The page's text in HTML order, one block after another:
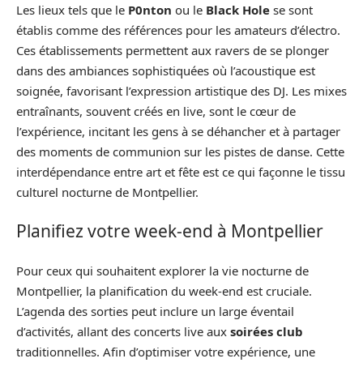
Les lieux tels que le P0nton ou le Black Hole se sont
établis comme des références pour les amateurs d’électro.
Ces établissements permettent aux ravers de se plonger
dans des ambiances sophistiquées où l’acoustique est
soignée, favorisant l’expression artistique des DJ. Les mixes
entraînants, souvent créés en live, sont le cœur de
l’expérience, incitant les gens à se déhancher et à partager
des moments de communion sur les pistes de danse. Cette
interdépendance entre art et fête est ce qui façonne le tissu
culturel nocturne de Montpellier.
Planifiez votre week-end à Montpellier
Pour ceux qui souhaitent explorer la vie nocturne de
Montpellier, la planification du week-end est cruciale.
L’agenda des sorties peut inclure un large éventail
d’activités, allant des concerts live aux soirées club
traditionnelles. Afin d’optimiser votre expérience, une